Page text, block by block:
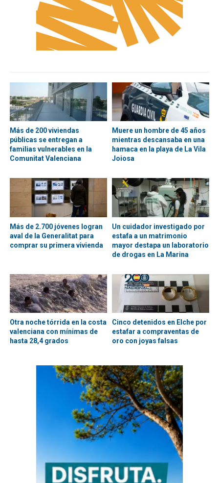
Más de 200 viviendas
públicas se entregan a
familias vulnerables en la
Comunitat Valenciana
Muere un hombre de 45 años
mientras descansaba en una
hamaca en la playa de La Vila
Joiosa
Más de 2.700 jóvenes logran
aval de la Generalitat para
comprar su primera vivienda
Un cuidador investigado por
estafa a un matrimonio
mayor destapa un laboratorio
de drogas en La Marina
Otra noche tórrida en la costa
valenciana con mínimas de
hasta 28,4 grados
Cinco detenidos en Elche por
estafar a compraventas de
oro con joyas falsas